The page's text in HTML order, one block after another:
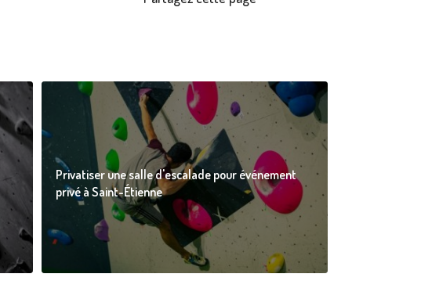
Privatiser une salle d'escalade pour événement
privé à Saint-Étienne